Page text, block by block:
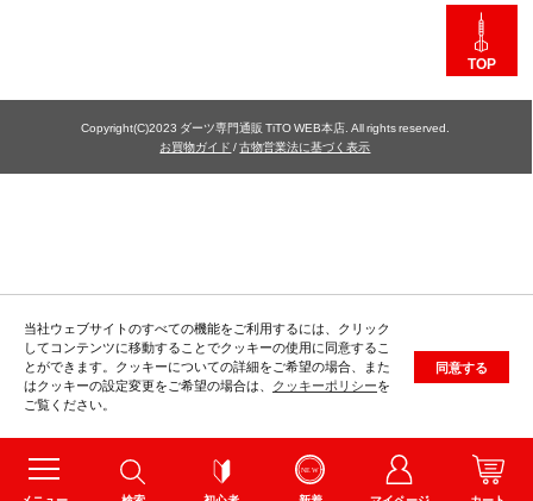
当社ウェブサイトのすべての機能をご利用するには、クリック
してコンテンツに移動することでクッキーの使用に同意するこ
とができます。クッキーについての詳細をご希望の場合、また
はクッキーの設定変更をご希望の場合は、 クッキーポリシーを
ご覧ください。
同意する
TOP
Copyright(C)2023 ダーツ専門通販 TiTO WEB本店. All rights reserved.
お買物ガイド /古物営業法に基づく表示